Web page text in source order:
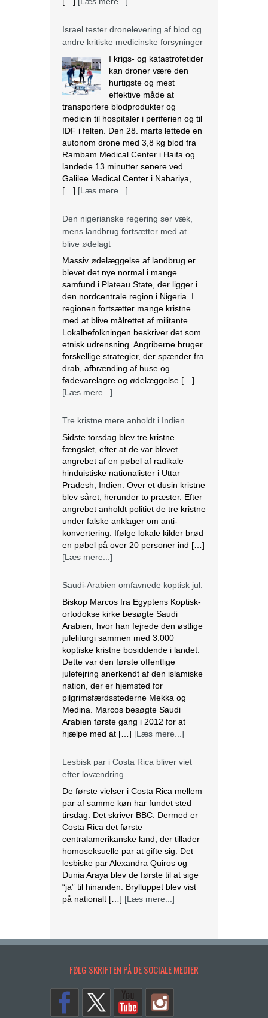
hurtigste og mest
effektive måde at
transportere blodprodukter og
medicin til hospitaler i periferien og til
IDF i felten. Den 28. marts lettede en
autonom drone med 3,8 kg blod fra
Rambam Medical Center i Haifa og
landede 13 minutter senere ved
Galilee Medical Center i Nahariya,
[…][Læs mere...]
Den nigerianske regering ser væk,
mens landbrug fortsætter med at
blive ødelagt
blevet det nye normal i mange
samfund i Plateau State, der ligger i
den nordcentrale region i Nigeria. I
regionen fortsætter mange kristne
med at blive målrettet af militante.
Lokalbefolkningen beskriver det som
etnisk udrensning. Angriberne bruger
forskellige strategier, der spænder fra
drab, afbrænding af huse og
fødevarelagre og ødelæggelse […]
[Læs mere...]
Tre kristne mere anholdt i Indien
Sidste torsdag blev tre kristne
hinduistiske nationalister i Uttar
Pradesh, Indien. Over et dusin kristne
blev såret, herunder to præster. Efter
angrebet anholdt politiet de tre kristne
under falske anklager om anti-
konvertering. Ifølge lokale kilder brød
en pøbel på over 20 personer ind […]
[Læs mere...]
Saudi-Arabien omfavnede koptisk jul.
Biskop Marcos fra Egyptens Koptisk-
juleliturgi sammen med 3.000
koptiske kristne bosiddende i landet.
Dette var den første offentlige
julefejring anerkendt af den islamiske
nation, der er hjemsted for
pilgrimsfærdsstederne Mekka og
Medina. Marcos besøgte Saudi
Arabien første gang i 2012 for at
hjælpe med at […][Læs mere...]
Lesbisk par i Costa Rica bliver viet
efter lovændring
tirsdag. Det skriver BBC. Dermed er
Costa Rica det første
centralamerikanske land, der tillader
homoseksuelle par at gifte sig. Det
lesbiske par Alexandra Quiros og
Dunia Araya blev de første til at sige
“ja” til hinanden. Brylluppet blev vist
på nationalt […][Læs mere...]
Abbas erklærer alle aftaler med Israel
og USA for færdige
palæstinensiske præsident tirsdag
nyhedsbureau Wafa. – Palæstinas
staten Palæstina er fra i dag fritaget
for alle aftaler og forståelser med den